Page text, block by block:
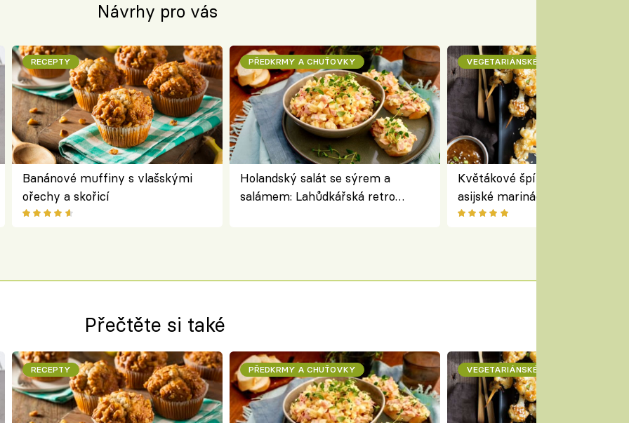
Návrhy pro vás
RECEPTY
Banánové muffiny s vlašskými
ořechy a skořicí
PŘEDKRMY A CHUŤOVKY
Holandský salát se sýrem a
salámem: Lahůdkářská retro
VEGETARIÁNSKÉ
Květákové špízy se sezamem
asijské marinádě –
chuťovka z grilu
Přečtěte si také
RECEPTY PŘEDKRMY A CHUŤOVKY VEGETARIÁNSKÉ